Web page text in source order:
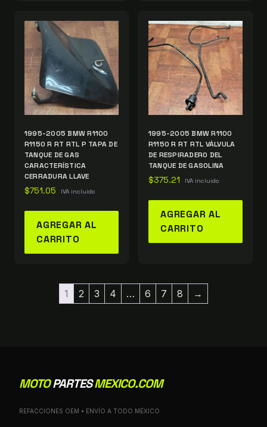
1995-2005 BMW R1100
R1150 R RT RTL P TAPA DE
TANQUE DE GAS
CARACTERÍSTICA
CERRADURA LLAVE
$751.05 IVA incluido
AGREGAR AL
CARRITO
1995-2005 BMW R1100
R1150 R RT RTL VÁLVULA
DE RESPIRADERO DEL
TANQUE DE GASOLINA
$375.21 IVA incluido
AGREGAR AL
CARRITO
1 2 3 4 … 6 7 8 →
MOTOPARTESMEXICO.COM
REFACCIONES OEM • ENVÍO A TODO MÉXICO